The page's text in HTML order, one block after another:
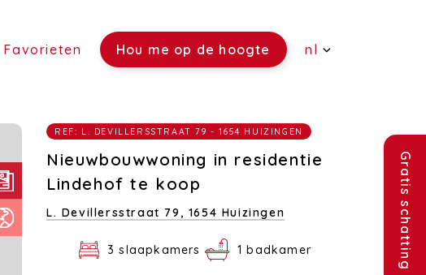
(Rentmeesterschap)
(Verzekeringen)
(Vacatures)
Favorieten Hou me op de hoogte nl
REF: L. DEVILLERSSTRAAT 79 - 1654 HUIZINGEN
Nieuwbouwwoning in residentie
Lindehof te koop
L. Devillersstraat 79, 1654 Huizingen
3 slaapkamers 1 badkamer Gratis schatting